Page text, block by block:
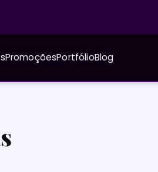
PromoçõesPortfólioBlog